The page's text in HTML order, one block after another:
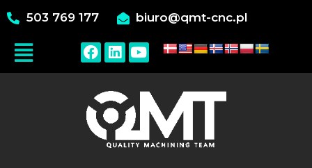
503 769 177 biuro@qmt-cnc.pl